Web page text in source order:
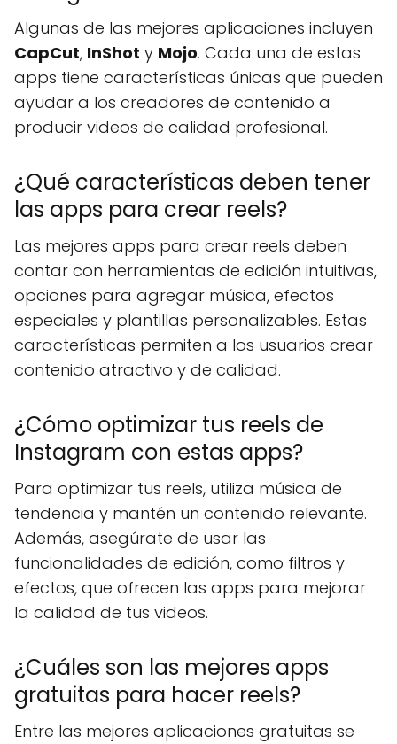
Algunas de las mejores aplicaciones incluyen
CapCut, InShot y Mojo. Cada una de estas
apps tiene características únicas que pueden
ayudar a los creadores de contenido a
producir videos de calidad profesional.
¿Qué características deben tener
las apps para crear reels?
Las mejores apps para crear reels deben
contar con herramientas de edición intuitivas,
opciones para agregar música, efectos
especiales y plantillas personalizables. Estas
características permiten a los usuarios crear
contenido atractivo y de calidad.
¿Cómo optimizar tus reels de
Instagram con estas apps?
Para optimizar tus reels, utiliza música de
tendencia y mantén un contenido relevante.
Además, asegúrate de usar las
funcionalidades de edición, como filtros y
efectos, que ofrecen las apps para mejorar
la calidad de tus videos.
¿Cuáles son las mejores apps
gratuitas para hacer reels?
Entre las mejores aplicaciones gratuitas se